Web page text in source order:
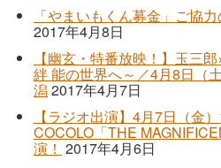
「やまいもくん募金」ご協
2017年4月8日
【幽玄・特番放映！】玉三
絆 能の世界へ～／4月8日（
潟2017年4月7日
【ラジオ出演】4月7日（金
COCOLO「THE
演！ 2017年4月6日